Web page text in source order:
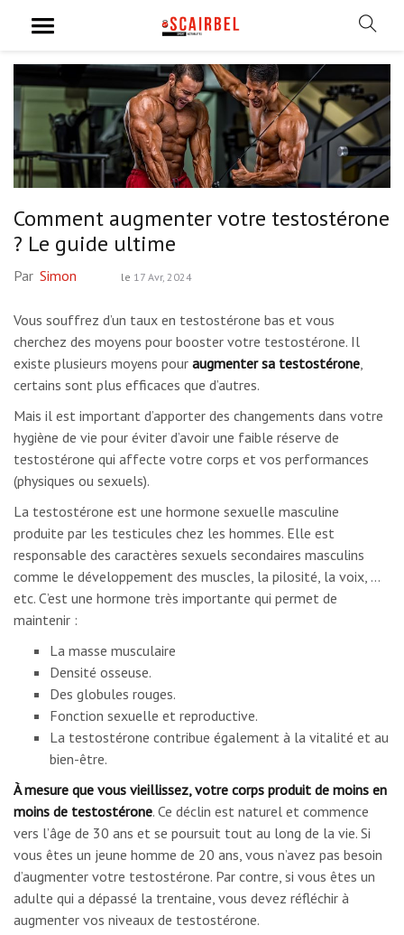
Comment augmenter votre testostérone
? Le guide ultime
Par Simon le 17 Avr, 2024
Vous souffrez d’un taux en testostérone bas et vous
cherchez des moyens pour booster votre testostérone. Il
existe plusieurs moyens pour augmenter sa testostérone,
certains sont plus efficaces que d’autres.
Mais il est important d’apporter des changements dans votre
hygiène de vie pour éviter d’avoir une faible réserve de
testostérone qui affecte votre corps et vos performances
(physiques ou sexuels).
La testostérone est une hormone sexuelle masculine
produite par les testicules chez les hommes. Elle est
responsable des caractères sexuels secondaires masculins
comme le développement des muscles, la pilosité, la voix, …
etc. C’est une hormone très importante qui permet de
maintenir :
La masse musculaire
Densité osseuse.
Des globules rouges.
Fonction sexuelle et reproductive.
La testostérone contribue également à la vitalité et au
bien-être.
À mesure que vous vieillissez, votre corps produit de moins en
moins de testostérone. Ce déclin est naturel et commence
vers l’âge de 30 ans et se poursuit tout au long de la vie. Si
vous êtes un jeune homme de 20 ans, vous n’avez pas besoin
d’augmenter votre testostérone. Par contre, si vous êtes un
adulte qui a dépassé la trentaine, vous devez réfléchir à
augmenter vos niveaux de testostérone.